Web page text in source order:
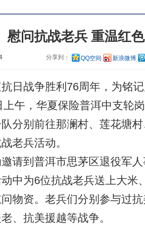
慰问抗战老兵 重温红
分享到： QQ空间 新浪微博
战争胜利76周年，为铭记
上午，华夏保险普洱中支轮
分别前往那澜村、莲花塘
老兵活动。
到普洱市思茅区退役军人
中为6位抗战老兵送上大米
物资。老兵们分别参与过
、抗美援越等战争。